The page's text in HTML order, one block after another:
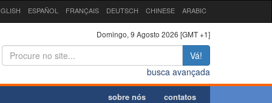
ESPAÑOL FRANÇAIS DEUTSCH CHINESE ARABIC
Domingo, 9 Agosto 2026 [GMT +1]
Vá!
busca avançada
sobre nós contatos